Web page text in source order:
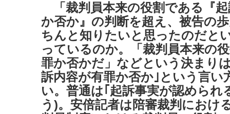
「裁判員本来の役割である『
か否か』の判断を超え、被告の
ちんと知りたいと思ったのだと
っているのか。「裁判員本来の
罪か否かだ」などという決まり
訴内容が有罪か否か｣という言い
い。普通は｢起訴事実が認められ
う)。安倍記者は陪審裁判におけ